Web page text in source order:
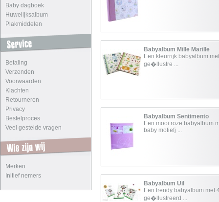
Baby dagboek
Huwelijksalbum
Plakmiddelen
Betaling
Verzenden
Voorwaarden
Klachten
Retourneren
Privacy
Bestelproces
Veel gestelde vragen
Merken
Initief nemers
Babyalbum Mille Marille
Een kleurrijk babyalbum
ge�llustre ...
Babyalbum Sentimento
Een mooi roze babyalbum
baby motiefj ...
Babyalbum Uil
Een trendy babyalbum met
ge�llustreerd ...